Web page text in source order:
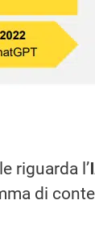
riguarda l’
di